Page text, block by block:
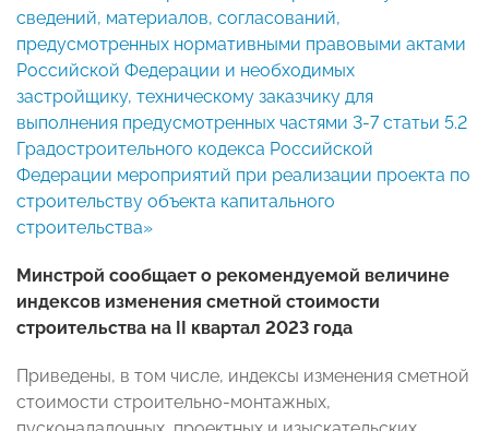
сведений, материалов, согласований,
предусмотренных нормативными правовыми актами
Российской Федерации и необходимых
застройщику, техническому заказчику для
выполнения предусмотренных частями 3-7 статьи 5.2
Градостроительного кодекса Российской
Федерации мероприятий при реализации проекта по
строительству объекта капитального
строительства»
Минстрой сообщает о рекомендуемой величине
индексов изменения сметной стоимости
строительства на II квартал 2023 года
Приведены, в том числе, индексы изменения сметной
стоимости строительно-монтажных,